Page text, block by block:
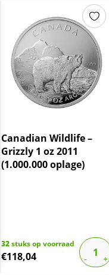
Canadian Wildlife –
Grizzly 1 oz 2011
(1.000.000 oplage)
32stuks op voorraad
€118,04